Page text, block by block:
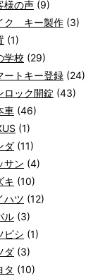
様の声 (9)
ク キー製作 (3)
(1)
学校 (29)
ートキー登録 (24)
ロック開錠 (43)
車 (46)
(1)
ダ (11)
サン (4)
キ (10)
ハツ (12)
ル (3)
ビシ (1)
ダ (3)
タ (10)